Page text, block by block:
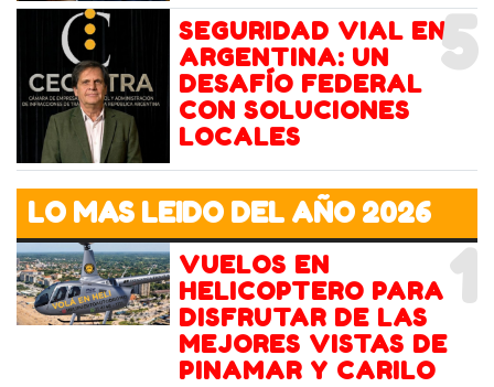
5
SEGURIDAD VIAL EN
ARGENTINA: UN
DESAFÍO FEDERAL
CON SOLUCIONES
LOCALES
LO MAS LEIDO DEL AÑO 2026
1
VUELOS EN
HELICOPTERO PARA
DISFRUTAR DE LAS
MEJORES VISTAS DE
PINAMAR Y CARILO